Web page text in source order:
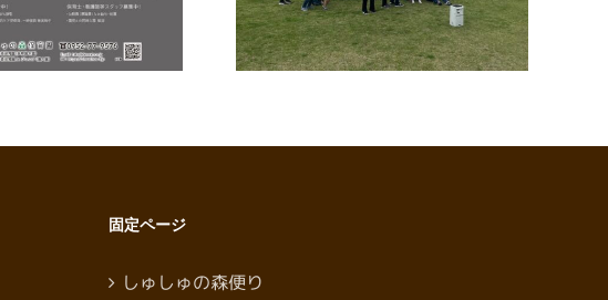
固定ページ
しゅしゅの森便り